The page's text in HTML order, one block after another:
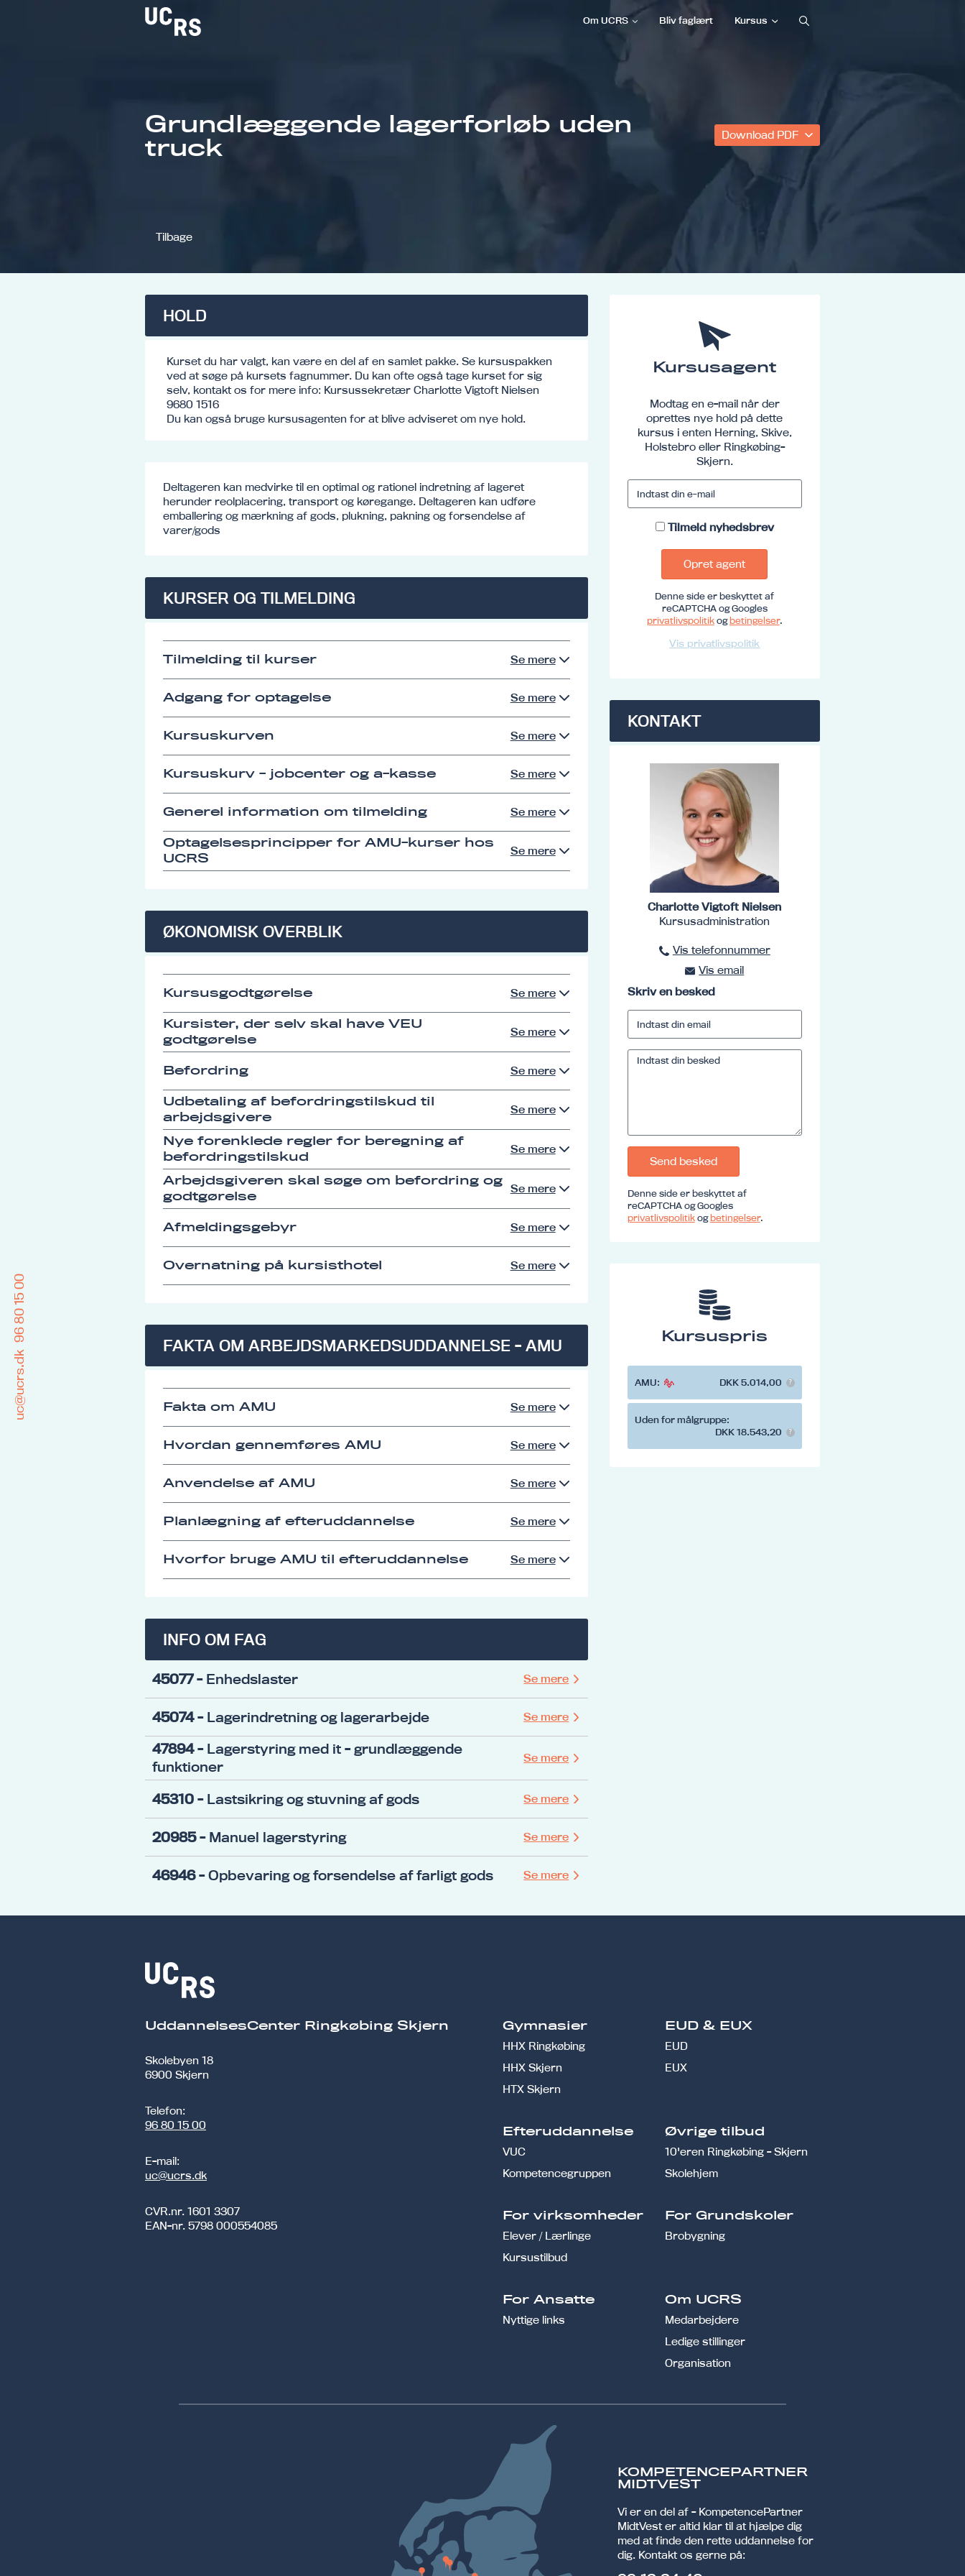
Om UCRS Bliv faglært Kursus
Grundlæggende lagerforløb uden
truck
Download PDF
Tilbage
HOLD
Kurset du har valgt, kan være en del af en samlet pakke. Se kursuspakken
ved at søge på kursets fagnummer. Du kan ofte også tage kurset for sig
selv, kontakt os for mere info: Kursussekretær Charlotte Vigtoft Nielsen
9680 1516
Du kan også bruge kursusagenten for at blive adviseret om nye hold.
Deltageren kan medvirke til en optimal og rationel indretning af lageret
herunder reolplacering, transport og køregange. Deltageren kan udføre
emballering og mærkning af gods, plukning, pakning og forsendelse af
varer/gods
KURSER OG TILMELDING
Tilmelding til kurser Se mere
Adgang for optagelse Se mere
Kursuskurven Se mere
Kursuskurv - jobcenter og a-kasse Se mere
Generel information om tilmelding Se mere
Optagelsesprincipper for AMU-kurser hos
UCRS
Se mere
ØKONOMISK OVERBLIK
Kursusgodtgørelse Se mere
Kursister, der selv skal have VEU
godtgørelse
Se mere
Befordring Se mere
Udbetaling af befordringstilskud til
arbejdsgivere
Se mere
Nye forenklede regler for beregning af
befordringstilskud
Se mere
Arbejdsgiveren skal søge om befordring og
godtgørelse
Se mere
Afmeldingsgebyr Se mere
Overnatning på kursisthotel Se mere
FAKTA OM ARBEJDSMARKEDSUDDANNELSE - AMU
Fakta om AMU Se mere
Hvordan gennemføres AMU Se mere
Anvendelse af AMU Se mere
Planlægning af efteruddannelse Se mere
Hvorfor bruge AMU til efteruddannelse Se mere
INFO OM FAG
45077- Enhedslaster Se mere
45074- Lagerindretning og lagerarbejde Se mere
47894- Lagerstyring med it - grundlæggende
funktioner
Se mere
45310 - Lastsikring og stuvning af gods Se mere
20985- Manuel lagerstyring Se mere
46946- Opbevaring og forsendelse af farligt gods Se mere
Kursusagent
Modtag en e-mail når der
oprettes nye hold på dette
kursus i enten Herning, Skive,
Holstebro eller Ringkøbing-
Skjern.
Tilmeld nyhedsbrev
Opret agent
Denne side er beskyttet af
reCAPTCHA og Googles
privatlivspolitikogbetingelser.
Vis privatlivspolitik
KONTAKT
Charlotte Vigtoft Nielsen
Kursusadministration
Vis telefonnummer
96801516
Vis emailkursus@ucrs.dk
Skriv en besked
Send besked
Denne side er beskyttet af
reCAPTCHA og Googles
privatlivspolitikogbetingelser.
Kursuspris
AMU: DKK 5.014,00
Uden for målgruppe:
DKK 18.543,20
UddannelsesCenter Ringkøbing Skjern
Skolebyen 18
6900 Skjern
Telefon:
96 80 15 00
E-mail:
uc@ucrs.dk
CVR.nr. 1601 3307
EAN-nr. 5798 000554085
Gymnasier
HHX Ringkøbing
HHX Skjern
HTX Skjern
EUD & EUX
EUD
EUX
Efteruddannelse
VUC
Kompetencegruppen
Øvrige tilbud
10'eren Ringkøbing - Skjern
Skolehjem
For virksomheder
Elever / Lærlinge
Kursustilbud
For Grundskoler
Brobygning
For Ansatte
Nyttige links
Om UCRS
Medarbejdere
Ledige stillinger
Organisation
KOMPETENCEPARTNER
MIDTVEST
Vi er en del af - KompetencePartner
MidtVest er altid klar til at hjælpe dig
med at finde den rette uddannelse for
dig. Kontakt os gerne på:
uc@ucrs.dk
96 80 15 00